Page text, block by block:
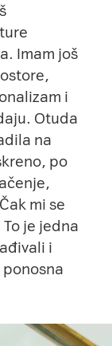
Imam još
i
Otuda
na
po
mi se
je jedna
i